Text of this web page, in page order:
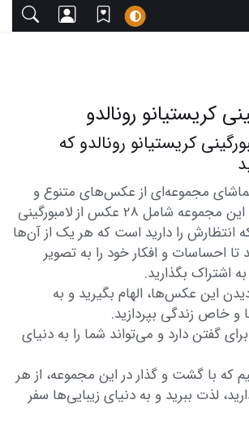
کریستیانو رونالدو
کریستیانو رونالدو که
تماشای مجموعه‌ای از عکس‌های متنوع و
زیبا دعوت می‌کنیم. این مجموعه شامل 28 عکس از لامبورگینی
که انتظارش را دارید است که هر یک از آن‌ها
احساسات و افکار خود را به تصویر
اشتراک بگذارید.
این عکس‌ها، الهام بگیرید و به
و خاص زندگی بپردازید.
گفتن دارد و می‌تواند شما را به دنیای
که با گشت و گذار در این مجموعه، از هر
لذت ببرید و به دنیای زیبایی‌ها سفر